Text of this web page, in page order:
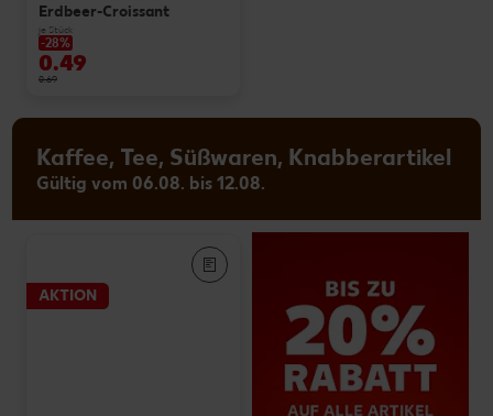
Erdbeer-Croissant
je Stück
-28%
0.49
0.69
Kaffee, Tee, Süßwaren, Knabberartikel
Gültig vom 06.08. bis 12.08.
AKTION